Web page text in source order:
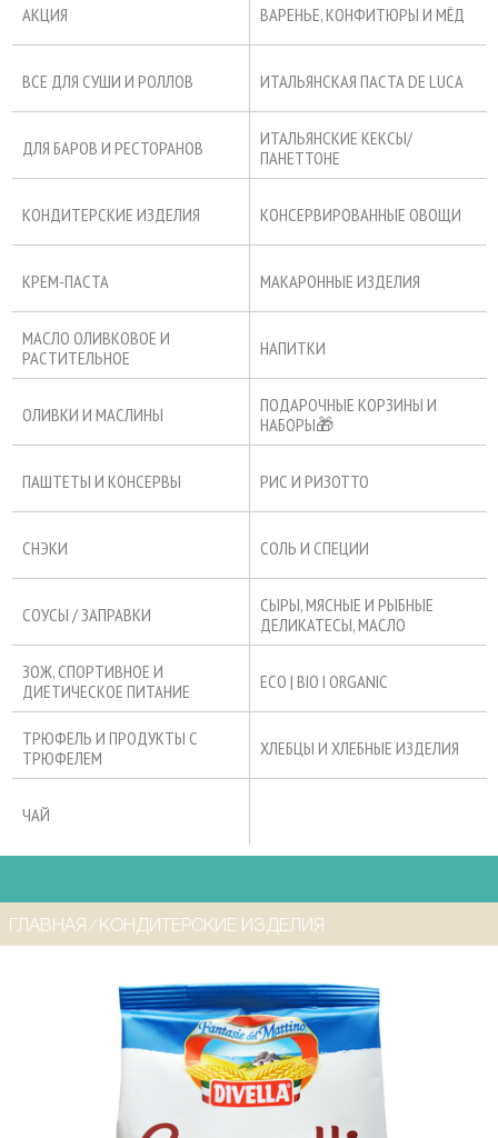
АКЦИЯ ВАРЕНЬЕ, КОНФИТЮРЫ И МЁД
ВСЕ ДЛЯ СУШИ И РОЛЛОВ ИТАЛЬЯНСКАЯ ПАСТА DE LUCA
ДЛЯ БАРОВ И РЕСТОРАНОВ
ИТАЛЬЯНСКИЕ КЕКСЫ/
ПАНЕТТОНЕ
КОНДИТЕРСКИЕ ИЗДЕЛИЯ КОНСЕРВИРОВАННЫЕ ОВОЩИ
КРЕМ-ПАСТА МАКАРОННЫЕ ИЗДЕЛИЯ
МАСЛО ОЛИВКОВОЕ И
РАСТИТЕЛЬНОЕ
НАПИТКИ
ОЛИВКИ И МАСЛИНЫ
ПОДАРОЧНЫЕ КОРЗИНЫ И
НАБОРЫ🎁
ПАШТЕТЫ И КОНСЕРВЫ РИС И РИЗОТТО
СНЭКИ СОЛЬ И СПЕЦИИ
СОУСЫ / ЗАПРАВКИ
СЫРЫ, МЯСНЫЕ И РЫБНЫЕ
ДЕЛИКАТЕСЫ, МАСЛО
ЗОЖ, СПОРТИВНОЕ И
ДИЕТИЧЕСКОЕ ПИТАНИЕ
ECO | BIO I ORGANIC
ТРЮФЕЛЬ И ПРОДУКТЫ С
ТРЮФЕЛЕМ
ХЛЕБЦЫ И ХЛЕБНЫЕ ИЗДЕЛИЯ
ЧАЙ
ГЛАВНАЯ ⁄ КОНДИТЕРСКИЕ ИЗДЕЛИЯ